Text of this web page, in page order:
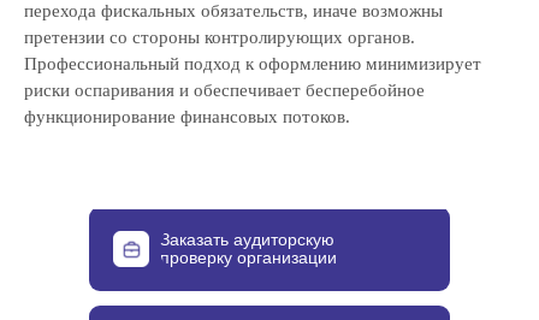
перехода фискальных обязательств, иначе возможны
претензии со стороны контролирующих органов.
Профессиональный подход к оформлению минимизирует
риски оспаривания и обеспечивает бесперебойное
функционирование финансовых потоков.
Заказать аудиторскую
проверку организации